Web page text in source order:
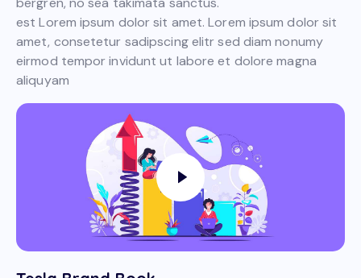
est Lorem ipsum dolor sit amet. Lorem ipsum dolor sit
amet, consetetur sadipscing elitr sed diam nonumy
eirmod tempor invidunt ut labore et dolore magna
aliquyam